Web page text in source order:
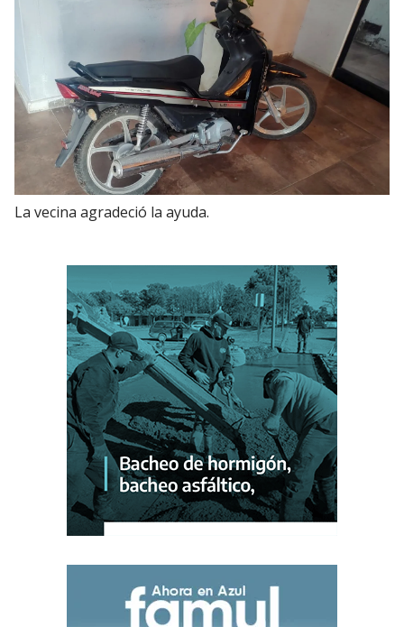
La vecina agradeció la ayuda.